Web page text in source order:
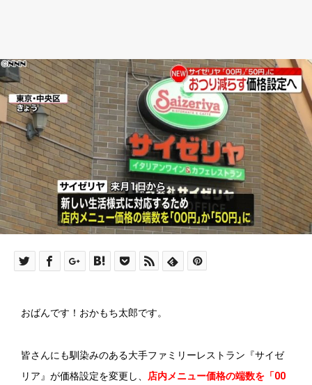
おばんです！おかもち太郎です。
皆さんにも馴染みのある大手ファミリーレストラン『サイゼ
リア』が価格設定を変更し、
店内メニュー価格の端数を「00